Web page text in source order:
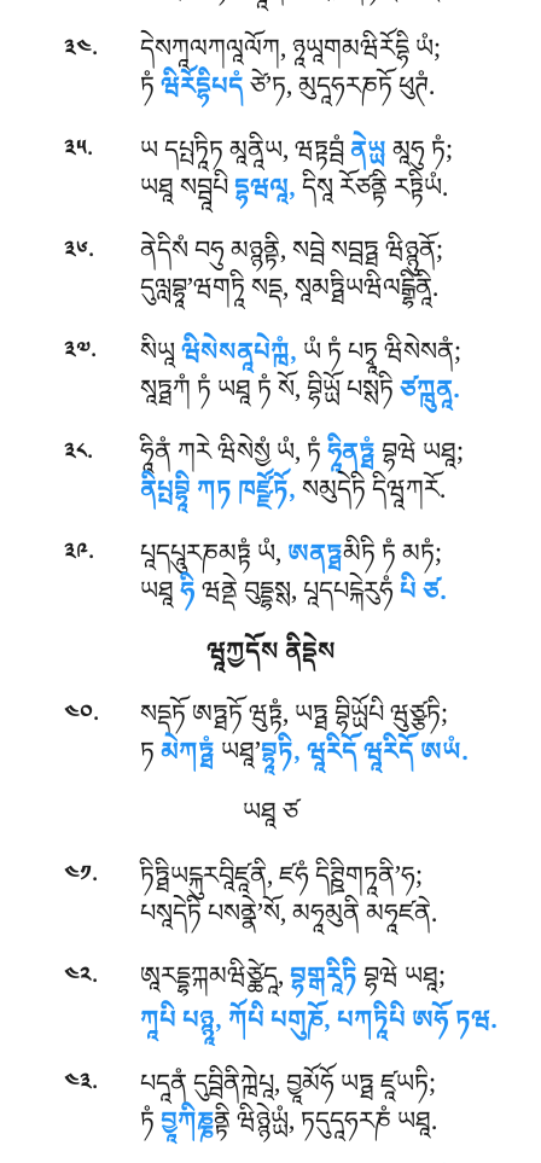
༣༤. དེསཀཱལཀལཱལོཀ, ཉཱཡཱགམཝིརོདྷི ཡཾ;
ཏཾཝིརོདྷིཔདཾཙེ’ཏ, མུདཱཧརཎཏོ ཕུཊཾ.
༣༥. ཡ དཔྤཏཱིཏ མཱནཱིཡ, ཝཏྟབྦཾནེཡྻམཱཧུ ཏཾ;
ཡཐཱ སབྦཱཔིདྷཝལཱ,དིསཱ རོཙནྟི རཏྟིཡཾ.
༣༦. ནེདིསཾ བཧུ མཉྙནྟི, སབྦེ སབྦཏྠ ཝིཉྙུནོ;
དུལླབྷཱ’ཝགཏཱི སདྡ, སཱམཏྠིཡཝིལངྒྷིནཱི.
༣༧. སིཡཱཝིསེསནཱཔེཀྑཾ,ཡཾ ཏཾ པཏྭཱ ཝིསེསནཾ;
སཱཏྠཀཾ ཏཾ ཡཐཱ ཏཾ སོ, བྷིཡྻོ པསྶཏིཙཀྑུནཱ.
༣༨. ཧཱིནཾ ཀརེ ཝིསེསྱཾ ཡཾ, ཏཾཧཱིནཏྠཾབྷཝེ ཡཐཱ;
ནིཔྤབྷཱི ཀཏ ཁཛྫོཏོ,སམུདེཏི དིཝཱཀརོ.
༣༩. པཱདཔཱུརཎམཏྟཾ ཡཾ,ཨནཏྠམིཏི ཏཾ མཏཾ;
ཡཐཱཧིཝནྡེ བུདྡྷསྶ, པཱདཔངྐེརུཧཾཔི ཙ.
ཝཱཀྱདོས ནིདྡེས
༤༠. སདྡཏོ ཨཏྠཏོ ཝུཏྟཾ, ཡཏྠ བྷིཡྻོཔི ཝུཙྩཏི;
ཏམེཀཏྠཾཡཐཱ’བྷཱཏི, ཝཱརིདོ ཝཱརིདོ ཨཡཾ.
ཡཐཱ ཙ
༤༡. ཏིཏྠིཡངྐུརབཱིཛཱནི, ཛཧཾ དིཊྛིགཏཱནི’ཧ;
པསཱདེཏི པསནྣེ’སོ, མཧཱམུནི མཧཱཛནེ.
༤༢. ཨཱརདྡྷཀྐམཝིཙྪེདཱ,བྷགྒརཱིཏིབྷཝེ ཡཐཱ;
ཀཱཔི པཉྙཱ, ཀོཔི པགུཎོ, པཀཏཱིཔི ཨཧོ ཏཝ.
༤༣. པདཱནཾདུབྦིནིཀྑེཔཱ, བྱཱམོཧོ ཡཏྠ ཛཱཡཏི;
ཏཾབྱཱཀིཎྞནྟི ཝིཉྙེཡྻཾ, ཏདུདཱཧརཎཾ ཡཐཱ.